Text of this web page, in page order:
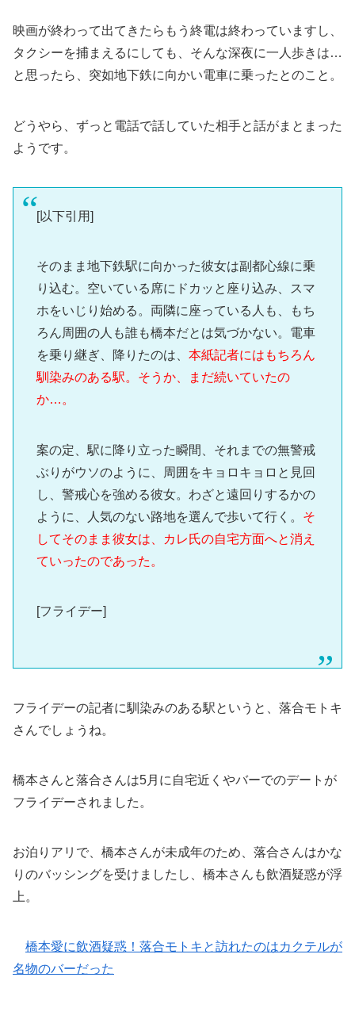
映画が終わって出てきたらもう終電は終わっていますし、
タクシーを捕まえるにしても、そんな深夜に一人歩きは…
と思ったら、突如地下鉄に向かい電車に乗ったとのこと。
どうやら、ずっと電話で話していた相手と話がまとまった
ようです。
[以下引用]
そのまま地下鉄駅に向かった彼女は副都心線に乗
り込む。空いている席にドカッと座り込み、スマ
ホをいじり始める。両隣に座っている人も、もち
ろん周囲の人も誰も橋本だとは気づかない。電車
を乗り継ぎ、降りたのは、 本紙記者にはもちろん
馴染みのある駅。そうか、まだ続いていたの
か…。
案の定、駅に降り立った瞬間、それまでの無警戒
ぶりがウソのように、周囲をキョロキョロと見回
し、警戒心を強める彼女。わざと遠回りするかの
ように、人気のない路地を選んで歩いて行く。 そ
してそのまま彼女は、カレ氏の自宅方面へと消え
ていったのであった。
[フライデー]
フライデーの記者に馴染みのある駅というと、落合モトキ
さんでしょうね。
橋本さんと落合さんは5月に自宅近くやバーでのデートが
フライデーされました。
お泊りアリで、橋本さんが未成年のため、落合さんはかな
りのバッシングを受けましたし、橋本さんも飲酒疑惑が浮
上。
橋本愛に飲酒疑惑！落合モトキと訪れたのはカクテルが
名物のバーだった